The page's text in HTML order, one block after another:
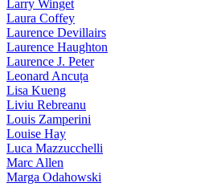
Larry Winget
Laura Coffey
Laurence Devillairs
Laurence Haughton
Laurence J. Peter
Leonard Ancuța
Lisa Kueng
Liviu Rebreanu
Louis Zamperini
Louise Hay
Luca Mazzucchelli
Marc Allen
Marga Odahowski